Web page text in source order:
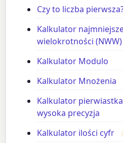
Czy to liczba
Kalkulator
wielokrotności (NWW)
Kalkulator Modulo
Kalkulator Mnożenia
Kalkulator
wysoka precyzja
Kalkulator ilości cyfr